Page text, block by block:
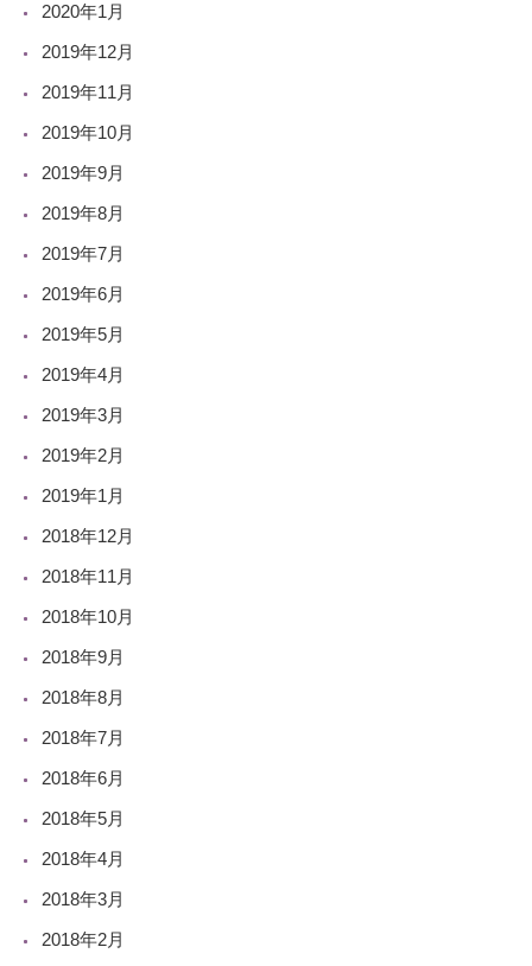
2020年1月
2019年12月
2019年11月
2019年10月
2019年9月
2019年8月
2019年7月
2019年6月
2019年5月
2019年4月
2019年3月
2019年2月
2019年1月
2018年12月
2018年11月
2018年10月
2018年9月
2018年8月
2018年7月
2018年6月
2018年5月
2018年4月
2018年3月
2018年2月